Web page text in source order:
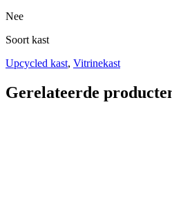
Nee
Soort kast
Upcycled kast, Vitrinekast
Gerelateerde